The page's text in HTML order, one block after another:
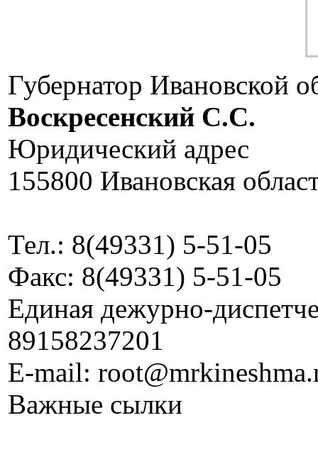
Губернатор Ивановской
Воскресенский C.C.
Юридический адрес
155800 Ивановская
Тел.: 8(49331) 5-51-05
Факс: 8(49331) 5-51-05
Единая дежурно-
89158237201
E-mail:
Важные сылки